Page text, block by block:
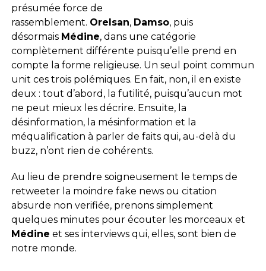
présumée force de
rassemblement. Orelsan, Damso, puis
désormais Médine, dans une catégorie
complètement différente puisqu’elle prend en
compte la forme religieuse. Un seul point commun
unit ces trois polémiques. En fait, non, il en existe
deux : tout d’abord, la futilité, puisqu’aucun mot
ne peut mieux les décrire. Ensuite, la
désinformation, la mésinformation et la
méqualification à parler de faits qui, au-delà du
buzz, n’ont rien de cohérents.
Au lieu de prendre soigneusement le temps de
retweeter la moindre fake news ou citation
absurde non verifiée, prenons simplement
quelques minutes pour écouter les morceaux et
Médine et ses interviews qui, elles, sont bien de
notre monde.